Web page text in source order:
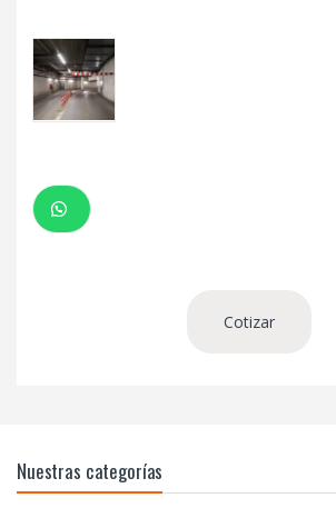
Cotizar
Nuestras categorías